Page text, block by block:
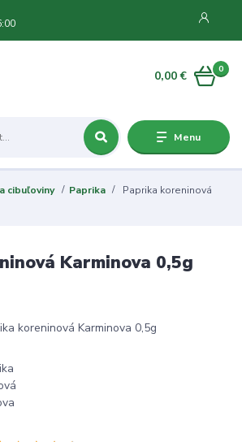
Menu
0
0,00 €
cibuľoviny Paprika
Paprika koreninová
Karminova 0,5g